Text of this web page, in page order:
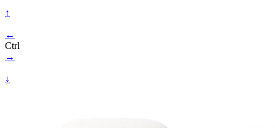
↑
←
Ctrl
→
↓